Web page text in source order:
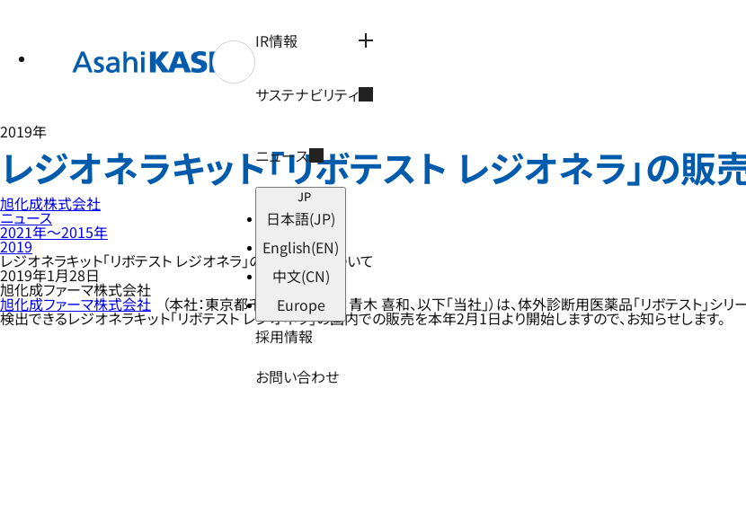
IR情報
サステナビリティ
ニュース
JP
日本語(JP)
English(EN)
中文(CN)
Europe
採用情報
お問い合わせ
2019年
レジオネラキット「リボテスト レジオネラ」の販
旭化成株式会社
ニュース
2021年〜2015年
2019
レジオネラキット「リボテスト レジオネラ」の販売開始について
2019年1月28日
旭化成ファーマ株式会社
旭化成ファーマ株式会社 （本社：東京都千代田区、社長：青木 喜和、以下「当社」）は、体外診断用医薬品「リボテスト」シ
検出できるレジオネラキット「リボテスト レジオネラ」の国内での販売を本年2月1日より開始しますので、お知らせします。